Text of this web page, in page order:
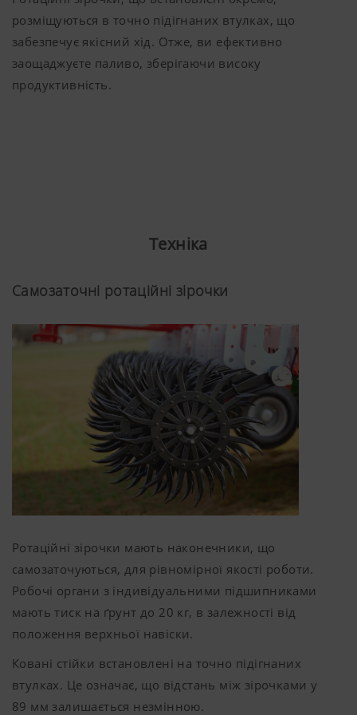
розміщуються в точно підігнаних втулках, що
забезпечує якісний хід. Отже, ви ефективно
заощаджуєте паливо, зберігаючи високу
продуктивність.
Техніка
Самозаточні ротаційні зірочки
Ротаційні зірочки мають наконечники, що
самозаточуються, для рівномірної якості роботи.
Робочі органи з індивідуальними підшипниками
мають тиск на ґрунт до 20 кг, в залежності від
положення верхньої навіски.
Ковані стійки встановлені на точно підігнаних
втулках. Це означає, що відстань між зірочками у
89 мм залишається незмінною.